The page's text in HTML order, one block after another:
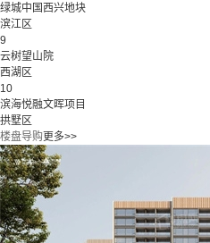
绿城中国西兴地块
滨江区
9
云树望山院
西湖区
10
滨海悦融文晖项目
拱墅区
楼盘导购更多>>